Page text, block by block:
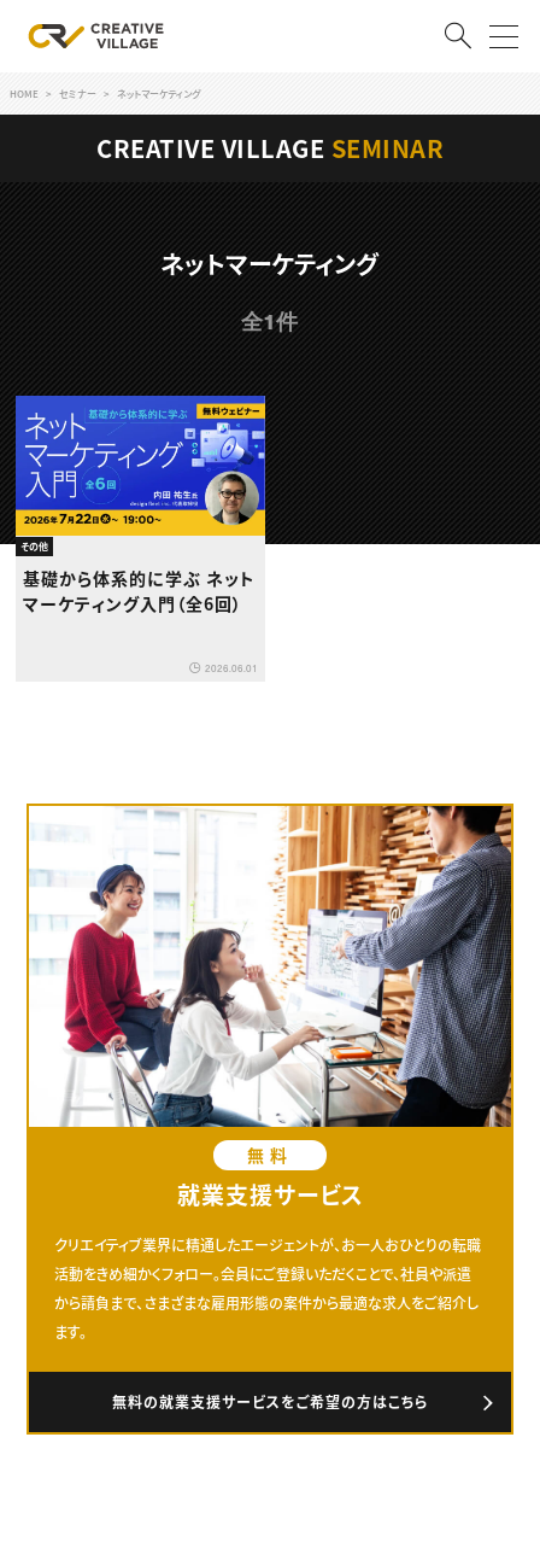
ACCOUNT
ログイン 会員登録
RECRUIT
クリエイター求人を探す
CREATIVE JOB求人検索
特集求人
採用説明会
転職支援サービス
CONTENTS
スキルアップしたい！
スキルアップしたい！ トップ
デザイン
プログラミング
動画配信・映像制作
編集・ライティング
マーケティング
ディレクション
業界解説・キャリア事情
TOP Creator’s コラム
TOP Creator’s コラム トップ
Webクリエイター
アプリクリエイター
ゲームクリエイター
クリエイターインタビュー
セミナー
ニュース・トレンド トップ
プロフェッショナル×つながる×メディア
HOME セミナー ネットマーケティング
CREATIVE VILLAGE SEMINAR
ネットマーケティング
全1件
その他
基礎から体系的に学ぶ ネット
マーケティング入門（全6回）
2026.06.01
無料
就業支援サービス
クリエイティブ業界に精通したエージェントが、お一人おひとりの転職
活動をきめ細かくフォロー。会員にご登録いただくことで、社員や派遣
から請負まで、さまざまな雇用形態の案件から最適な求人をご紹介し
ます。
無料の就業支援サービスをご希望の方はこちら